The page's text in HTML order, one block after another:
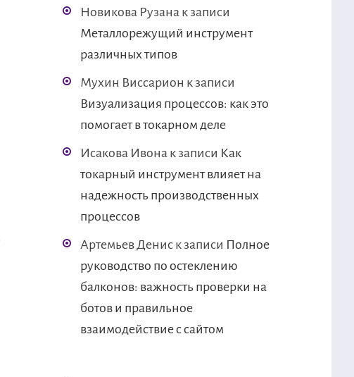
Новикова Рузана к записи
Металлорежущий инструмент
различных типов
Мухин Виссарион к записи
Визуализация процессов: как это
помогает в токарном деле
Исакова Ивона к записи Как
токарный инструмент влияет на
надежность производственных
процессов
Артемьев Дениск записи Полное
руководство по остеклению
балконов: важность проверки на
ботов и правильное
взаимодействие с сайтом